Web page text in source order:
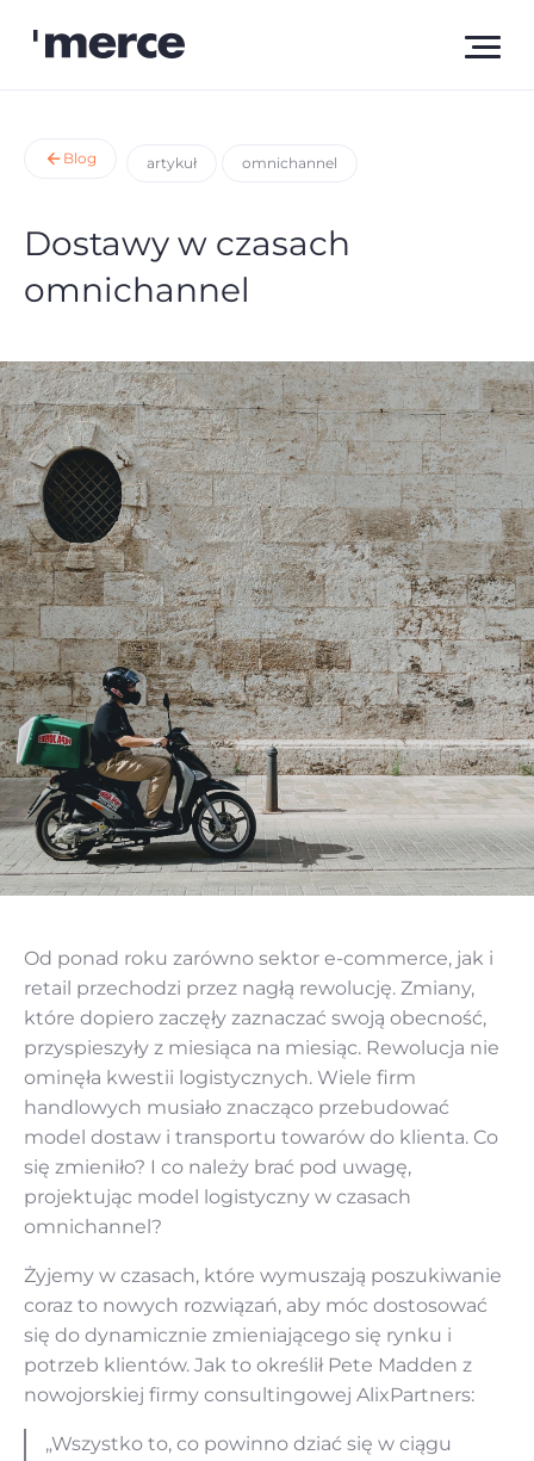
Blog artykuł omnichannel
Dostawy w czasach
omnichannel
Od ponad roku zarówno sektor e-commerce, jak i
retail przechodzi przez nagłą rewolucję. Zmiany,
które dopiero zaczęły zaznaczać swoją obecność,
przyspieszyły z miesiąca na miesiąc. Rewolucja nie
ominęła kwestii logistycznych. Wiele firm
handlowych musiało znacząco przebudować
model dostaw i transportu towarów do klienta. Co
się zmieniło? I co należy brać pod uwagę,
projektując model logistyczny w czasach
omnichannel?
Żyjemy w czasach, które wymuszają poszukiwanie
coraz to nowych rozwiązań, aby móc dostosować
się do dynamicznie zmieniającego się rynku i
potrzeb klientów. Jak to określił Pete Madden z
nowojorskiej firmy consultingowej AlixPartners:
„Wszystko to, co powinno dziać się w ciągu